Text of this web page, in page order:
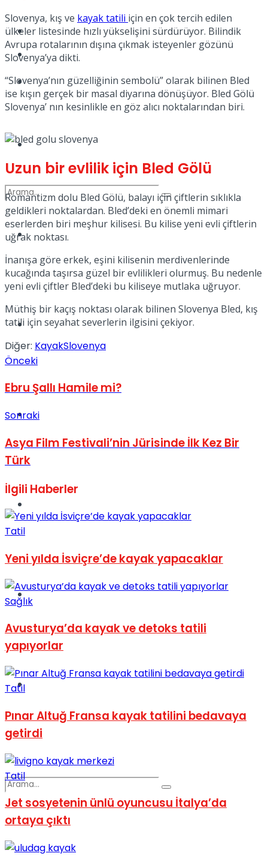
Kadınca
Dünya
Türkiye
Müzik
Sinema
Spor
Podcast
Spor
Podcast
No Result
View All Result
Slovenya, kış ve kayak tatili için en çok tercih edilen
ülkeler listesinde hızlı yükselişini sürdürüyor. Bilindik
Avrupa rotalarının dışına çıkmak isteyenler gözünü
Slovenya’ya dikti.
“Slovenya’nın güzelliğinin sembolü” olarak bilinen Bled
ise kışın gerçek bir masal diyarına dönüşüyor. Bled Gölü
Slovenya’ nın kesinlikle en göz alıcı noktalarından biri.
Uzun bir evlilik için Bled Gölü
Romantizm dolu Bled Gölü, balayı için çiftlerin sıklıkla
geldikleri noktalardan. Bled’deki en önemli mimari
eserlerden biri meşhur kilisesi. Bu kilise yeni evli çiftlerin
uğrak noktası.
İnanışa göre erkek, eşini kilisenin merdivenlerinde
kucağında taşırsa güzel bir evlilikleri olurmuş. Bu nedenle
yeni evli çiftler Bled’deki bu kiliseye mutlaka uğruyor.
Müthiş bir kaçış noktası olarak bilinen Slovenya Bled, kış
tatili için seyahat severlerin ilgisini çekiyor.
Diğer: KayakSlovenya
Önceki
Ebru Şallı Hamile mi?
Sonraki
Asya Film Festivali’nin Jürisinde İlk Kez Bir
Türk
İlgili Haberler
Tatil
Yeni yılda İsviçre’de kayak yapacaklar
Sağlık
Avusturya’da kayak ve detoks tatili
yapıyorlar
Tatil
Pınar Altuğ Fransa kayak tatilini bedavaya
getirdi
Tatil
Jet sosyetenin ünlü oyuncusu İtalya’da
ortaya çıktı